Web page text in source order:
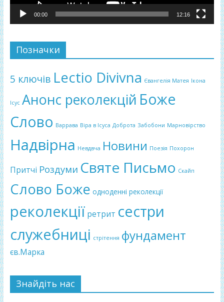
00:00 12:16
Позначки
5 ключів Lectio Divivna Євангелія Матея Ікона
Ісус Анонс реколекцій Боже
Слово Варрава Віра в Ісуса Доброта Забобони Марновірство
Надвірна Невдвча Новини Поезія Похорон
Притчі Роздуми Святе Письмо Скайп
Слово Боже одноденні реколекції
реколекції ретрит сестри
служебниці стрітення фундамент
єв.Марка
Знайдіть нас